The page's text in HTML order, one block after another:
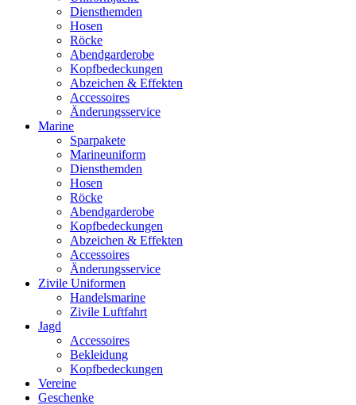
Diensthemden
Hosen
Röcke
Abendgarderobe
Kopfbedeckungen
Abzeichen & Effekten
Accessoires
Änderungsservice
Marine
Sparpakete
Marineuniform
Diensthemden
Hosen
Röcke
Abendgarderobe
Kopfbedeckungen
Abzeichen & Effekten
Accessoires
Änderungsservice
Zivile Uniformen
Handelsmarine
Zivile Luftfahrt
Jagd
Accessoires
Bekleidung
Kopfbedeckungen
Vereine
Geschenke